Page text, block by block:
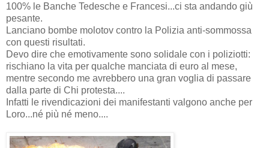
100% le Banche Tedesche e Francesi...ci sta andando giù
pesante.
Lanciano bombe molotov contro la Polizia anti-sommossa
con questi risultati.
Devo dire che emotivamente sono solidale con i poliziotti:
rischiano la vita per qualche manciata di euro al mese,
mentre secondo me avrebbero una gran voglia di passare
dalla parte di Chi protesta....
Infatti le rivendicazioni dei manifestanti valgono anche per
Loro...né più né meno....